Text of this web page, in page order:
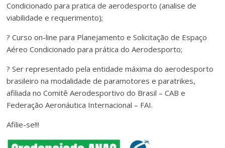
Condicionado para pratica de aerodesporto (analise de
viabilidade e requerimento);
? Curso on-line para Planejamento e Solicitação de Espaço
Aéreo Condicionado para prática do Aerodesporto;
? Ser representado pela entidade máxima do aerodesporto
brasileiro na modalidade de paramotores e paratrikes,
afiliada no Comitê Aerodesportivo do Brasil – CAB e
Federação Aeronáutica Internacional – FAI.
Afilie-se!!!